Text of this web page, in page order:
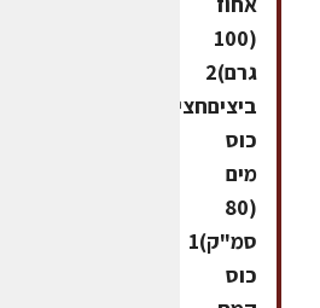
(100
גרם)2
ביציםחצי
כוס
מים
(80
סמ"ק)1
כוס